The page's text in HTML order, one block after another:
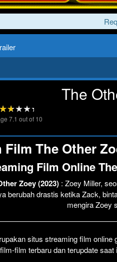
The
7.1 out of 10
The Other
Film Online
Zoey (2023) : Zoey Miller,
berubah drastis ketika Zack,
mengira Zoey
situs streaming film online
film terbaru dan terupdate